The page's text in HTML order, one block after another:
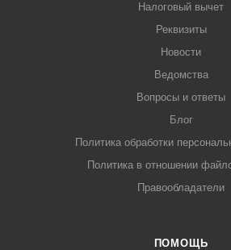
Налоговый вычет
Реквизиты
Новости
Ведомства
Вопросы и ответы
Блог
Политика обработки
Политика в отношении
Правообладатели
ПОМОЩЬ